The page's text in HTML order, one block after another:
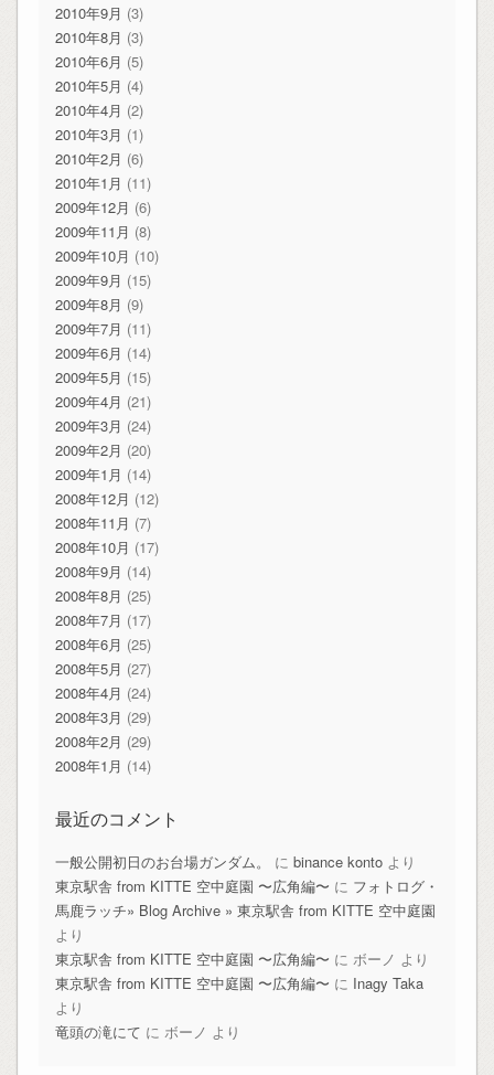
2010年9月 (3)
2010年8月 (3)
2010年6月 (5)
2010年5月 (4)
2010年4月 (2)
2010年3月 (1)
2010年2月 (6)
2010年1月 (11)
2009年12月 (6)
2009年11月 (8)
2009年10月 (10)
2009年9月 (15)
2009年8月 (9)
2009年7月 (11)
2009年6月 (14)
2009年5月 (15)
2009年4月 (21)
2009年3月 (24)
2009年2月 (20)
2009年1月 (14)
2008年12月 (12)
2008年11月 (7)
2008年10月 (17)
2008年9月 (14)
2008年8月 (25)
2008年7月 (17)
2008年6月 (25)
2008年5月 (27)
2008年4月 (24)
2008年3月 (29)
2008年2月 (29)
2008年1月 (14)
最近のコメント
一般公開初日のお台場ガンダム。 に binance kontoより
東京駅舎 from KITTE 空中庭園 〜広角編〜 に フォトログ・
馬鹿ラッチ» Blog Archive » 東京駅舎 from KITTE 空中庭園
より
東京駅舎 from KITTE 空中庭園 〜広角編〜 に ボーノ より
東京駅舎 from KITTE 空中庭園 〜広角編〜 に Inagy Taka
より
竜頭の滝にて に ボーノ より